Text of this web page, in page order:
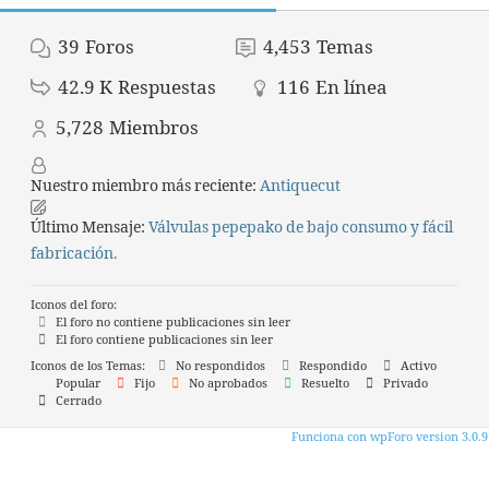
39 Foros 4,453 Temas
42.9 K Respuestas 116 En línea
5,728 Miembros
Nuestro miembro más reciente: Antiquecut
Último Mensaje: Válvulas pepepako de bajo consumo y fácil
fabricación.
Iconos del foro:
El foro no contiene publicaciones sin leer
El foro contiene publicaciones sin leer
Iconos de los Temas:
No respondidos Respondido
Activo
Popular
Fijo No aprobados Resuelto
Privado
Cerrado
Funciona con wpForo version 3.0.9